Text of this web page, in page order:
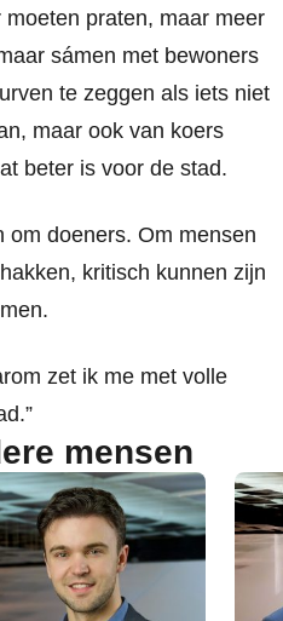
praten, maar meer
sámen met bewoners
te zeggen als iets niet
maar ook van koers
beter is voor de stad.
om doeners. Om mensen
kritisch kunnen zijn
zet ik me met volle
mensen